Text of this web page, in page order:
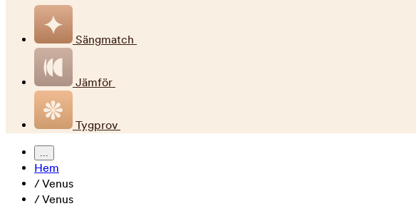
Sängmatch
Jämför
Tygprov
...
Hem
/Venus
/Venus